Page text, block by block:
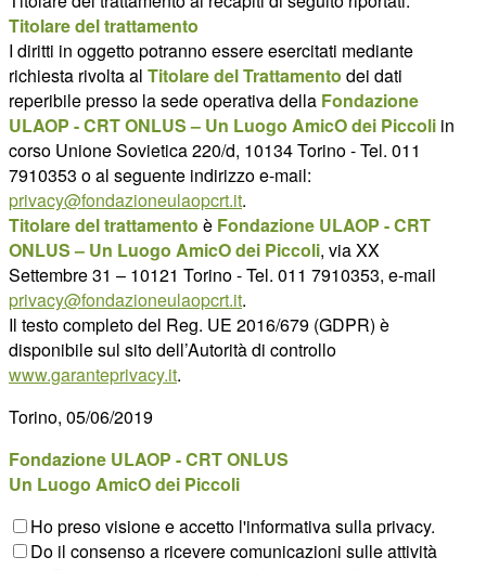
Titolare del trattamento
I diritti in oggetto potranno essere esercitati mediante
richiesta rivolta al Titolare del Trattamento dei dati
reperibile presso la sede operativa della Fondazione
ULAOP - CRT ONLUS – Un Luogo AmicO dei Piccoli in
corso Unione Sovietica 220/d, 10134 Torino - Tel. 011
7910353 o al seguente indirizzo e-mail:
privacy@fondazioneulaopcrt.it.
Titolare del trattamento è Fondazione ULAOP - CRT
ONLUS – Un Luogo AmicO dei Piccoli, via XX
Settembre 31 – 10121 Torino - Tel. 011 7910353, e-mail
privacy@fondazioneulaopcrt.it.
Il testo completo del Reg. UE 2016/679 (GDPR) è
disponibile sul sito dell’Autorità di controllo
www.garanteprivacy.it.
Torino, 05/06/2019
Fondazione ULAOP - CRT ONLUS
Un Luogo AmicO dei Piccoli
Ho preso visione e accetto l'informativa sulla privacy.
Do il consenso a ricevere comunicazioni sulle attività